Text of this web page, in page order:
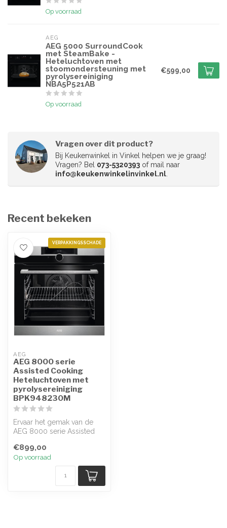
Op voorraad
AEG
AEG 5000 SurroundCook
met SteamBake -
Heteluchtoven met
stoomondersteuning met
pyrolysereiniging
NBA5P521AB
Op voorraad
€599,00
Vragen over dit product?
Bij Keukenwinkel in Vinkel helpen we je graag!
Vragen? Bel 073-5320393 of mail naar
info@keukenwinkelinvinkel.nl.
Recent bekeken
VERPAKKINGSSCHADE
AEG
AEG 8000 serie
Assisted Cooking
Heteluchtoven met
pyrolysereiniging
BPK948230M
Ervaar het gemak van de
AEG 8000 serie Assisted
pyroly...
€899,00
Op voorraad